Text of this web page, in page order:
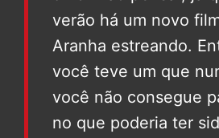
verão há um novo
Aranha estreando.
você teve um que
você não consegue
no que poderia ter